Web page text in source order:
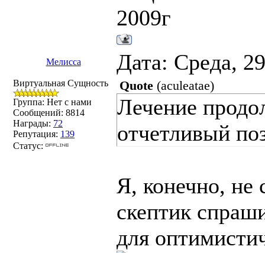
2009г
Мелисса Дата: Среда,
Виртуальная Сущность
Группа: Нет с нами
Сообщений: 8814
Награды: 72
Репутация: 139
Статус:
Quote (aculeatae)
Лечение
отчетливый
Я, конечно, не
скептик
для